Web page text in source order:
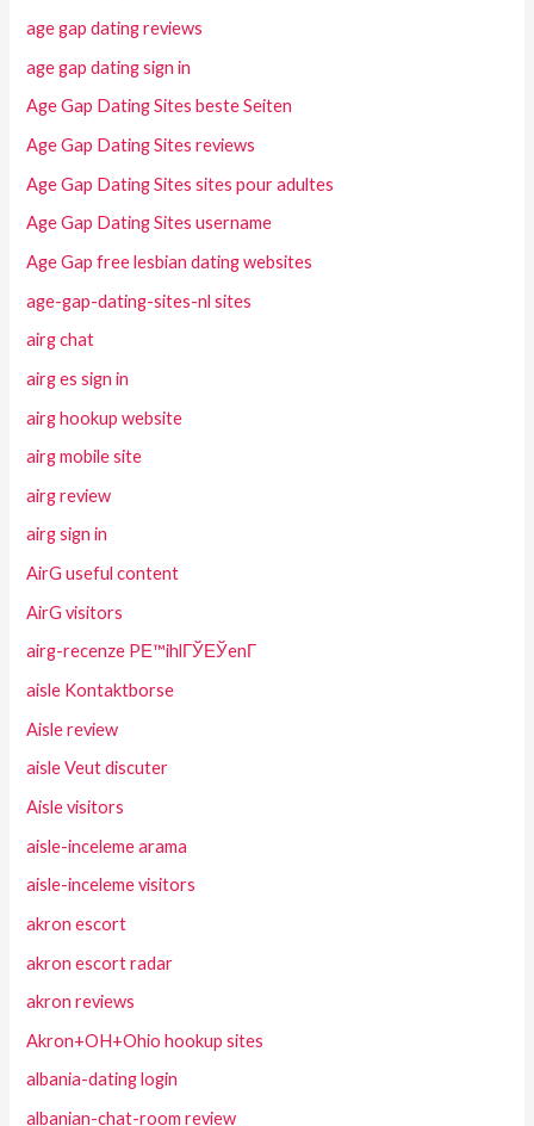
age gap dating reviews
age gap dating sign in
Age Gap Dating Sites beste Seiten
Age Gap Dating Sites reviews
Age Gap Dating Sites sites pour adultes
Age Gap Dating Sites username
Age Gap free lesbian dating websites
age-gap-dating-sites-nl sites
airg chat
airg es sign in
airg hookup website
airg mobile site
airg review
airg sign in
AirG useful content
AirG visitors
airg-recenze PЕ™ihlГЎЕЎenГ­
aisle Kontaktborse
Aisle review
aisle Veut discuter
Aisle visitors
aisle-inceleme arama
aisle-inceleme visitors
akron escort
akron escort radar
akron reviews
Akron+OH+Ohio hookup sites
albania-dating login
albanian-chat-room review